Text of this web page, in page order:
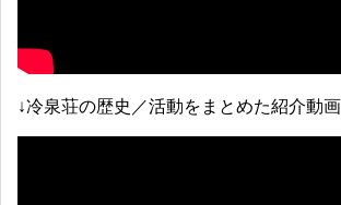
↓冷泉荘の歴史／活動をまとめた紹介動画